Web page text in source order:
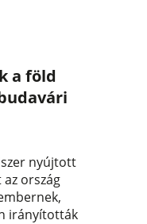
a föld
nyújtott
ország
irányították